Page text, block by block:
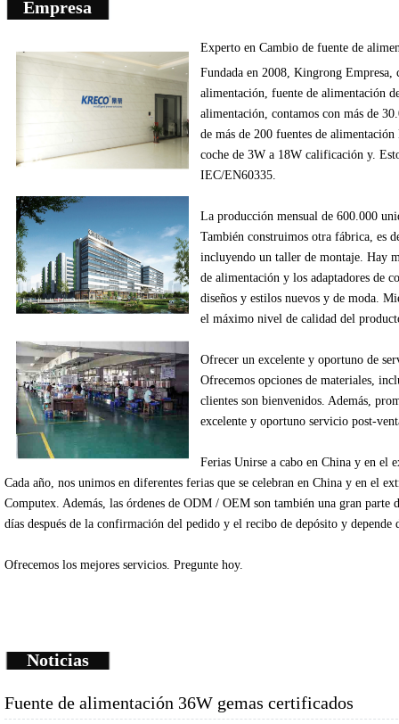
Empresa
Experto en Cambio de fuente de
Fundada en 2008 Kingrong Empresa,
alimentación , fuente de alimentación
alimentación contamos con más de
de más de 200 fuentes de alimentación
coche de 3W a 18W calificación y.
IEC/EN60335
La producción mensual de 600.000
También construimos otra fábrica , es
incluyendo un taller de montaje Hay
de alimentación y los adaptadores de
diseños y estilos nuevos y de moda.
el máximo nivel de calidad del
Ofrecer un excelente y oportuno de
Ofrecemos opciones de materiales ,
clientes son bienvenidos. Además ,
excelente y oportuno servicio post-
Ferias Unirse a cabo en China y en el
Cada año , nos unimos en diferentes ferias que se celebran en China y en el
Computex Además , las órdenes de ODM / OEM son también una gran parte
días después de la confirmación del pedido y el recibo de depósito y depende
Ofrecemos los mejores servicios. Pregunte hoy.
Noticias
Fuente de alimentación 36W gemas certificados